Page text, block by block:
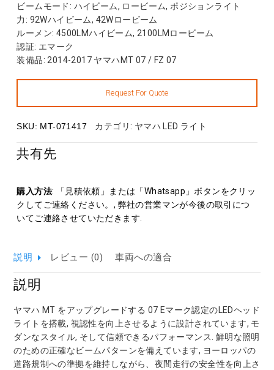
ビームモード : ハイビーム, ロービーム, ポジションライト
力 : 92Wハイビーム, 42Wロービーム
ルーメン: 4500LMハイビーム, 2100LMロービーム
認証: エマーク
装備品: 2014-2017 ヤマハMT 07 / FZ 07
SKU: MT-071417 カテゴリ: ヤマハ LED ライト
共有先
購入方法: 「見積依頼」または「Whatsapp」ボタンをクリッ
クしてご連絡ください。, 弊社の営業マンが今後の取引につ
いてご連絡させていただきます.
説明 レビュー (0) 車両への適合
説明
ヤマハ MT をアップグレードする 07 Eマーク認定のLEDヘッド
ライトを搭載, 視認性を向上させるように設計されています, モ
ダンなスタイル, そして信頼できるパフォーマンス. 鮮明な照明
のための正確なビームパターンを備えています, ヨーロッパの
道路規制への準拠を維持しながら、夜間走行の安全性を向上さ